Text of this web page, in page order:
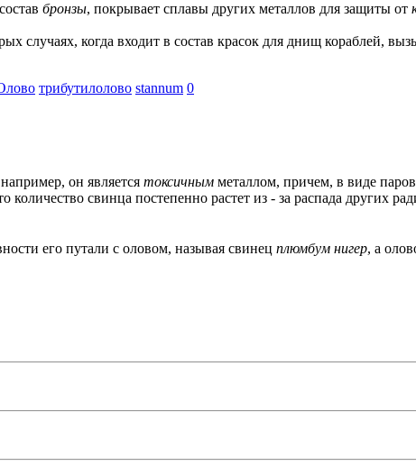
бронзы, покрывает сплавы других металлов для защиты от
случаях, когда входит в состав красок для днищ кораблей,
трибутилолово stannum 0
он является токсичным металлом, причем, в виде
свинца постепенно растет из - за распада других
его путали с оловом, называя свинец плюмбум нигер, а